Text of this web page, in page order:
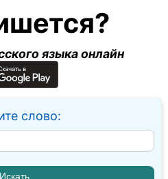
языка онлайн
слово: